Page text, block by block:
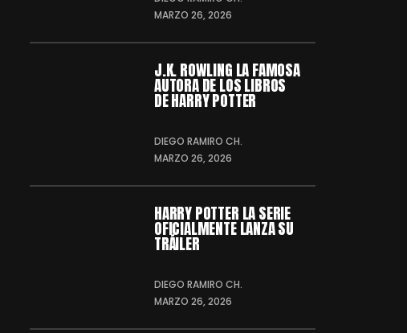
MARZO 26, 2026
J.K. ROWLING LA FAMOSA
AUTORA DE LOS LIBROS
DE HARRY POTTER
DIEGO RAMIRO CH.
MARZO 26, 2026
HARRY POTTER LA SERIE
OFICIALMENTE LANZA SU
TRÁILER
DIEGO RAMIRO CH.
MARZO 26, 2026